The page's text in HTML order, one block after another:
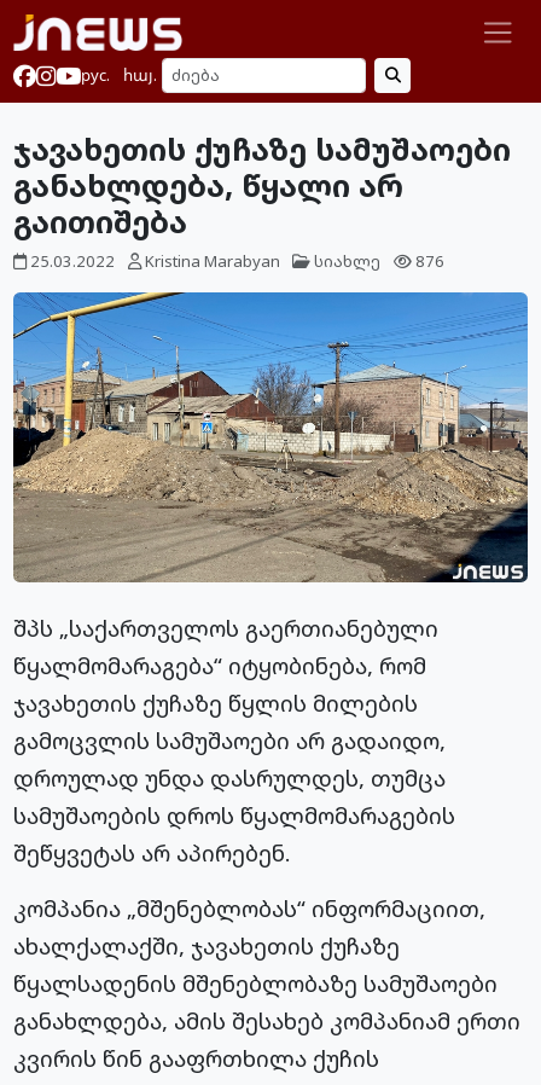
рус. հայ.
ჯავახეთის ქუჩაზე სამუშაოები
განახლდება, წყალი არ
გაითიშება
25.03.2022 Kristina Marabyan სიახლე 876
შპს „საქართველოს გაერთიანებული
წყალმომარაგება“ იტყობინება, რომ
ჯავახეთის ქუჩაზე წყლის მილების
გამოცვლის სამუშაოები არ გადაიდო,
დროულად უნდა დასრულდეს, თუმცა
სამუშაოების დროს წყალმომარაგების
შეწყვეტას არ აპირებენ.
კომპანია „მშენებლობას“ ინფორმაციით,
ახალქალაქში, ჯავახეთის ქუჩაზე
წყალსადენის მშენებლობაზე სამუშაოები
განახლდება, ამის შესახებ კომპანიამ ერთი
კვირის წინ გააფრთხილა ქუჩის